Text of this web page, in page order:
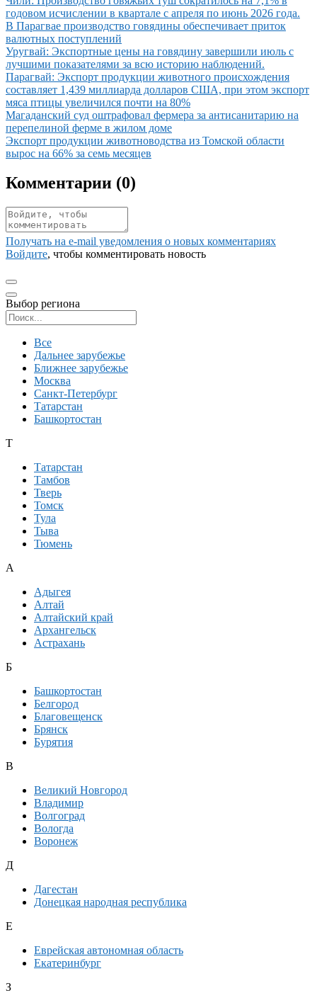
годовом исчислении в квартале с апреля по июнь 2026 года.
Иллюстрация новости
В Парагвае производство говядины обеспечивает приток
валютных поступлений
Иллюстрация новости
Уругвай: Экспортные цены на говядину завершили июль с
лучшими показателями за всю историю наблюдений.
Иллюстрация новости
Парагвай: Экспорт продукции животного происхождения
составляет 1,439 миллиарда долларов США, при этом экспорт
мяса птицы увеличился почти на 80%
Иллюстрация новости
Магаданский суд оштрафовал фермера за антисанитарию на
перепелиной ферме в жилом доме
Иллюстрация новости
Экспорт продукции животноводства из Томской области
вырос на 66% за семь месяцев
Комментарии (0)
Получать на e‑mail уведомления о новых комментариях
Войдите, чтобы комментировать новость
Выбор региона
Все
Дальнее зарубежье
Ближнее зарубежье
Москва
Санкт-Петербург
Татарстан
Башкортостан
Т
Татарстан
Тамбов
Тверь
Томск
Тула
Тыва
Тюмень
А
Адыгея
Алтай
Алтайский край
Архангельск
Астрахань
Б
Башкортостан
Белгород
Благовещенск
Брянск
Бурятия
В
Великий Новгород
Владимир
Волгоград
Вологда
Воронеж
Д
Дагестан
Донецкая народная республика
Е
Еврейская автономная область
Екатеринбург
З